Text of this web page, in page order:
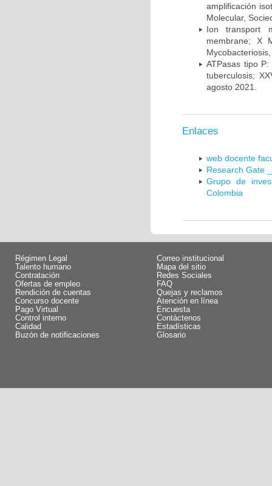
amplificación
Molecular,
Ion transport
membrane; X
ATPasas tipo
tuberculosis;
agosto 2021.
Enlaces
web docente
Research Gate
Grupo de
Colombia
Régimen Legal
Talento humano
Contratación
Ofertas de empleo
Rendición de cuentas
Concurso docente
Pago Virtual
Control interno
Calidad
Buzón de notificaciones
Correo institucional
Mapa del sitio
Redes Sociales
FAQ
Quejas y reclamos
Atención en línea
Encuesta
Contáctenos
Estadísticas
Glosario